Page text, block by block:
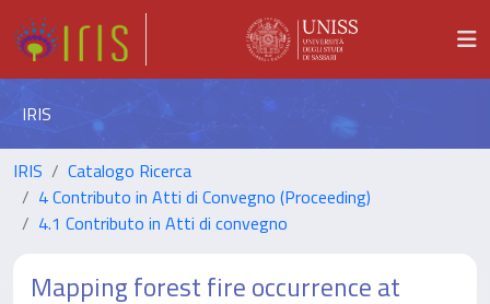
IRIS
IRIS
Catalogo Ricerca
4 Contributo in Atti di Convegno (Proceeding)
4.1 Contributo in Atti di convegno
Mapping forest fire occurrence at